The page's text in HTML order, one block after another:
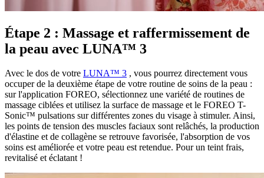
Étape 2 : Massage et raffermissement de
la peau avec LUNA™ 3
Avec le dos de votre LUNA™ 3 , vous pourrez directement vous
occuper de la deuxième étape de votre routine de soins de la peau :
sur l'application FOREO, sélectionnez une variété de routines de
massage ciblées et utilisez la surface de massage et le FOREO T-
Sonic™ pulsations sur différentes zones du visage à stimuler. Ainsi,
les points de tension des muscles faciaux sont relâchés, la production
d'élastine et de collagène se retrouve favorisée, l'absorption de vos
soins est améliorée et votre peau est retendue. Pour un teint frais,
revitalisé et éclatant !